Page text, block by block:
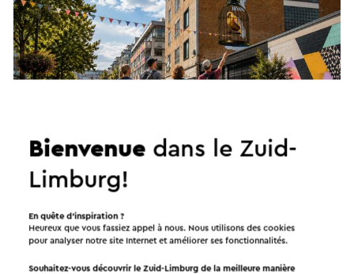
Walk meets Art – Wandel mee voor het goede doel
30-8-2026
Bienvenuedans le Zuid-
Limburg!
En quête d’inspiration ?
Heureux que vous fassiez appel à nous. Nous utilisons des cookies
pour analyser notre site Internet et améliorer ses fonctionnalités.
Souhaitez-vous découvrir le Zuid-Limburg de la meilleure manière